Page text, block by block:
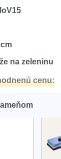
na zeleninu
cenu: